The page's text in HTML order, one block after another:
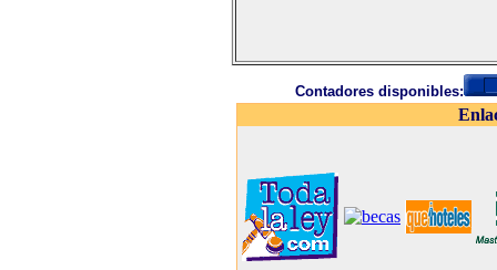
Contadores disponibles: